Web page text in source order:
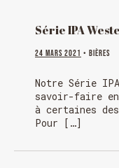
Série IPA
24 mars 2021 • Bières
Notre Série
savoir-faire
à certaines
Pour […]